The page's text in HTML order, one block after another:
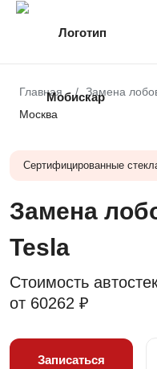
Главная Замена
Москва
Сертифицированные
Замена
Tesla
Стоимость
от 60262 ₽
Записаться